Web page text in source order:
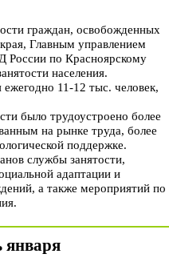
граждан, освобожденных
Главным управлением
России по Красноярскому
населения.
11-12 тыс. человек,
было трудоустроено более
на рынке труда, более
поддержке.
службы занятости,
адаптации и
а также мероприятий по
января